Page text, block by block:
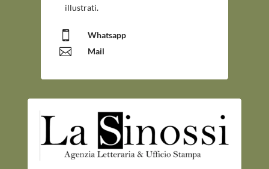
illustrati.
 Whatsapp
 Mail